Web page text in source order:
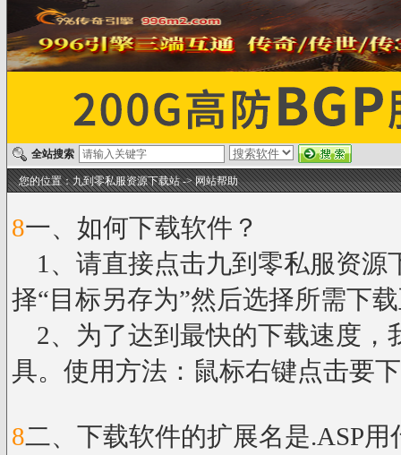
全站搜索
您的位置：九到零私服资源下载站->网站帮助
8一、如何下载软件？
1、请直接点击九到零私服资源
择“目标另存为”然后选择所需下
2、为了达到最快的下载速度，
具。使用方法：鼠标右键点击要
8二、下载软件的扩展名是.ASP用